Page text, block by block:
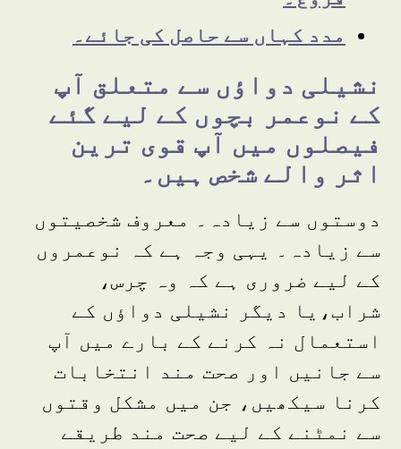
مدد کہاں سے حاصل کی جائے۔
نشیلی دواؤں سے متعلق آپ
کے نوعمر بچوں کے لیے گئے
فیصلوں میں آپ قوی ترین
اثر والے شخص ہیں۔
دوستوں سے زیادہ۔ معروف شخصیتوں
سے زیادہ۔ یہی وجہ ہے کہ نوعمروں
کے لیے ضروری ہے کہ وہ چرس،
شراب،یا دیگر نشیلی دواؤں کے
استعمال نہ کرنے کے بارے میں آپ
سے جانیں اور صحت مند انتخابات
کرنا سیکھیں، جن میں مشکل وقتوں
سے نمٹنے کے لیے صحت مند طریقے